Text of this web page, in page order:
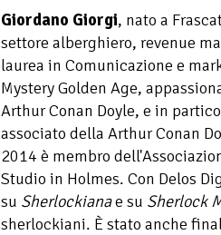
Giordano Giorgi, nato a
settore alberghiero, revenue
laurea in Comunicazione e
Mystery Golden Age,
Arthur Conan Doyle, e in
associato della Arthur Conan
2014 è membro
Studio in Holmes. Con Delos
su Sherlockianae su Sherlock
sherlockiani. È stato anche